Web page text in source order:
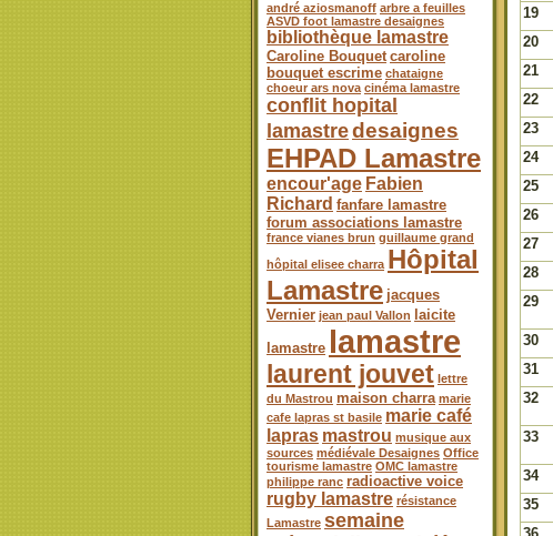
andré aziosmanoff arbre a feuilles
ASVD foot lamastre desaignes
bibliothèque lamastre
Caroline Bouquet caroline
bouquet escrime chataigne
choeur ars nova cinéma lamastre
conflit hopital
lamastredesaignes
EHPAD Lamastre
encour'age Fabien
Richard fanfare lamastre
forum associations lamastre
france vianes brun guillaume grand
hôpital elisee charra Hôpital
Lamastre jacques
Vernier jean paul Vallon
laicite
lamastre lamastre
laurent jouvet lettre
du Mastrou maison charra marie
cafe lapras st basile marie café
lapras mastrou musique aux
sources médiévale Desaignes Office
tourisme lamastre OMC lamastre
philippe ranc radioactive voice
rugby lamastre résistance
Lamastre semaine
19
20
21
22
23
24
25
26
27
28
29
30
31
32
33
34
35